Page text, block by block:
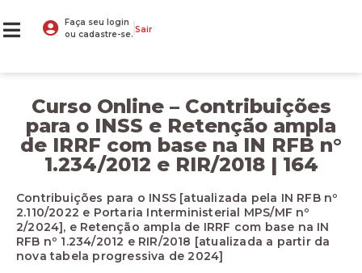
Faça seu login
ou cadastre-se. Sair
Curso Online – Contribuições
para o INSS e Retenção ampla
de IRRF com base na IN RFB n°
1.234/2012 e RIR/2018 | 164
Contribuições para o INSS [atualizada pela IN RFB nº
2.110/2022 e Portaria Interministerial MPS/MF nº
2/2024], e Retenção ampla de IRRF com base na IN
RFB nº 1.234/2012 e RIR/2018 [atualizada a partir da
nova tabela progressiva de 2024]